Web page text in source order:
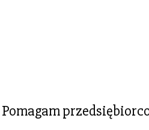
Pomagam